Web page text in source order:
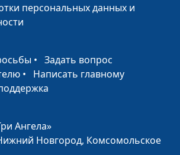
Костерин, Натан Усатый,
Ольга Аванесова,
психолог-тренер,
профориентолог, Алена
Ронжина, Ульяна
Феофанова, Зоя
персональных данных и
• Задать вопрос
• Написать главному
Ангела»
Новгород, Комсомольское